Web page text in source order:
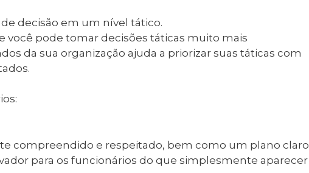
decisão em um nível tático.
você pode tomar decisões táticas muito mais
da sua organização ajuda a priorizar suas táticas com
compreendido e respeitado, bem como um plano claro
para os funcionários do que simplesmente aparecer